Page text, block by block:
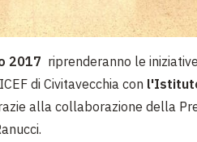
2017 riprenderanno le
di Civitavecchia con
alla collaborazione della